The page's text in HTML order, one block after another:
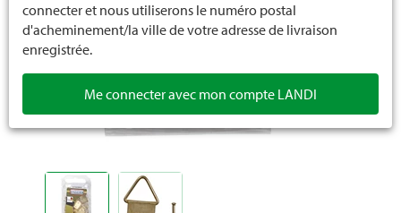
SB quincaillerie
connecter et nous utiliserons le numéro postal
d'acheminement/la ville de votre adresse de livraison
enregistrée.
Me connecter avec mon compte LANDI